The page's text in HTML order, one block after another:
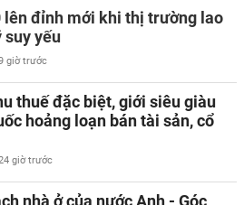
lên đỉnh mới khi thị trường lao
suy yếu
giờ trước
thuế đặc biệt, giới siêu giàu
hoảng loạn bán tài sản, cổ
giờ trước
nhà ở của nước Anh - Góc